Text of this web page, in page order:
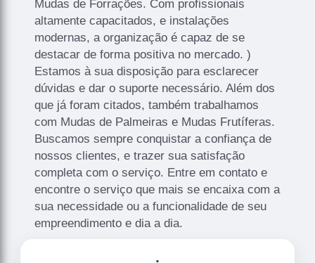
Mudas de Forrações. Com profissionais
altamente capacitados, e instalações
modernas, a organização é capaz de se
destacar de forma positiva no mercado. )
Estamos à sua disposição para esclarecer
dúvidas e dar o suporte necessário. Além dos
que já foram citados, também trabalhamos
com Mudas de Palmeiras e Mudas Frutíferas.
Buscamos sempre conquistar a confiança de
nossos clientes, e trazer sua satisfação
completa com o serviço. Entre em contato e
encontre o serviço que mais se encaixa com a
sua necessidade ou a funcionalidade de seu
empreendimento e dia a dia.
.